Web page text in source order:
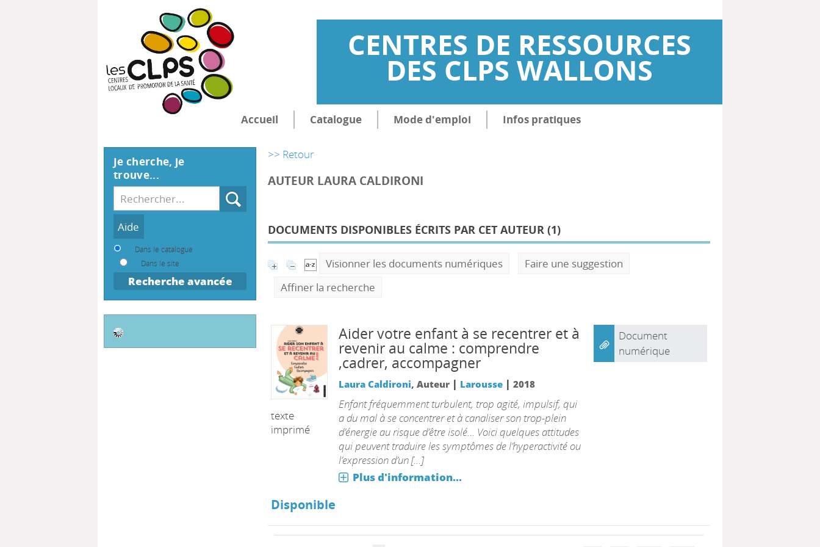
CENTRES DE RESSOURCES
DES CLPS WALLONS
Accueil Catalogue Mode d'emploi Infos pratiques
>> Retour
AUTEUR LAURA CALDIRONI
DOCUMENTS DISPONIBLES ÉCRITS PAR CET AUTEUR (1)
Visionner les documents numériques
Faire une suggestion
Affiner la recherche
texte
imprimé
Aider votre enfant à se recentrer et à
revenir au calme : comprendre
,cadrer, accompagner
Laura Caldironi, Auteur | Larousse| 2018
Enfant fréquemment turbulent, trop agité, impulsif, qui
a du mal à se concentrer et à canaliser son trop-plein
d’énergie au risque d’être isolé… Voici quelques attitudes
qui peuvent traduire les symptômes de l’hyperactivité ou
l’expression d’un [...]
Plus d'information...
Document
numérique
Disponible
Je cherche, je
trouve...
Recherche
Dans le catalogue
Dans le site
Recherche avancée